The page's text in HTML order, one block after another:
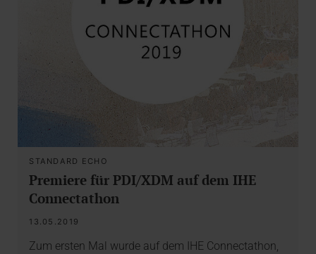
STANDARD ECHO
Premiere für PDI/XDM auf dem IHE
Connectathon
13.05.2019
Zum ersten Mal wurde auf dem IHE Connectathon,